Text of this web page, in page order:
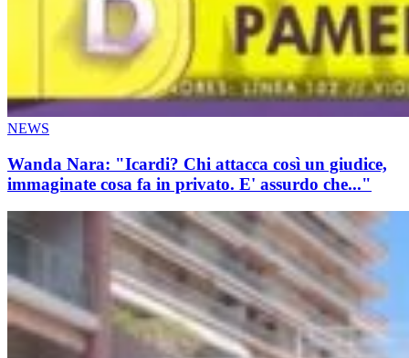
NEWS
Wanda Nara: "Icardi? Chi attacca così un giudice,
immaginate cosa fa in privato. E' assurdo che..."